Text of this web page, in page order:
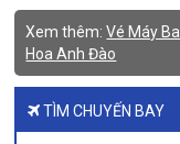
Xem thêm:Vé Máy
Hoa Anh Đào
TÌM CHUYẾN BAY